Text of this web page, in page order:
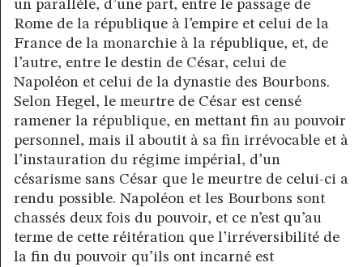
un parallèle, d’une part, entre le passage de
Rome de la république à l’empire et celui de la
France de la monarchie à la république, et, de
l’autre, entre le destin de César, celui de
Napoléon et celui de la dynastie des Bourbons.
Selon Hegel, le meurtre de César est censé
ramener la république, en mettant fin au pouvoir
personnel, mais il aboutit à sa fin irrévocable et à
l’instauration du régime impérial, d’un
césarisme sans César que le meurtre de celui-ci a
rendu possible. Napoléon et les Bourbons sont
chassés deux fois du pouvoir, et ce n’est qu’au
terme de cette réitération que l’irréversibilité de
la fin du pouvoir qu’ils ont incarné est